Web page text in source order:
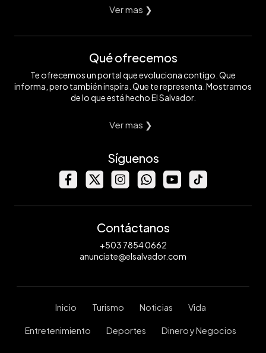
Ver mas ❯
Qué ofrecemos
Te ofrecemos un portal que evoluciona contigo. Que
informa, pero también inspira. Que te representa. Mostramos
de lo que está hecho El Salvador.
Ver mas ❯
Síguenos
Contáctanos
+503 7854 0662
anunciate@elsalvador.com
Inicio Turismo Noticias Vida
Entretenimiento Deportes Dinero y Negocios